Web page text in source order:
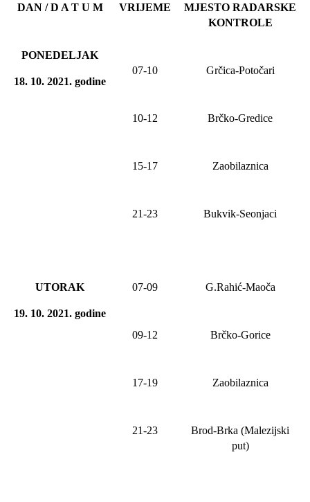
DAN / D A T U M VRIJEME
MJESTO RADARSKE
KONTROLE
PONEDELJAK
18. 10. 2021. godine
07-10 Grčica-Potočari
10-12 Brčko-Gredice
1 5-1 7 Zaobilaznica
21-23 Bukvik-Seonjaci
UTORAK
19. 10. 2021. godine
07-09 G.Rahić-Maoča
09-12 Brčko-Gorice
17-19 Zaobilaznica
21-23
Brod-Brka (Malezijski
put)